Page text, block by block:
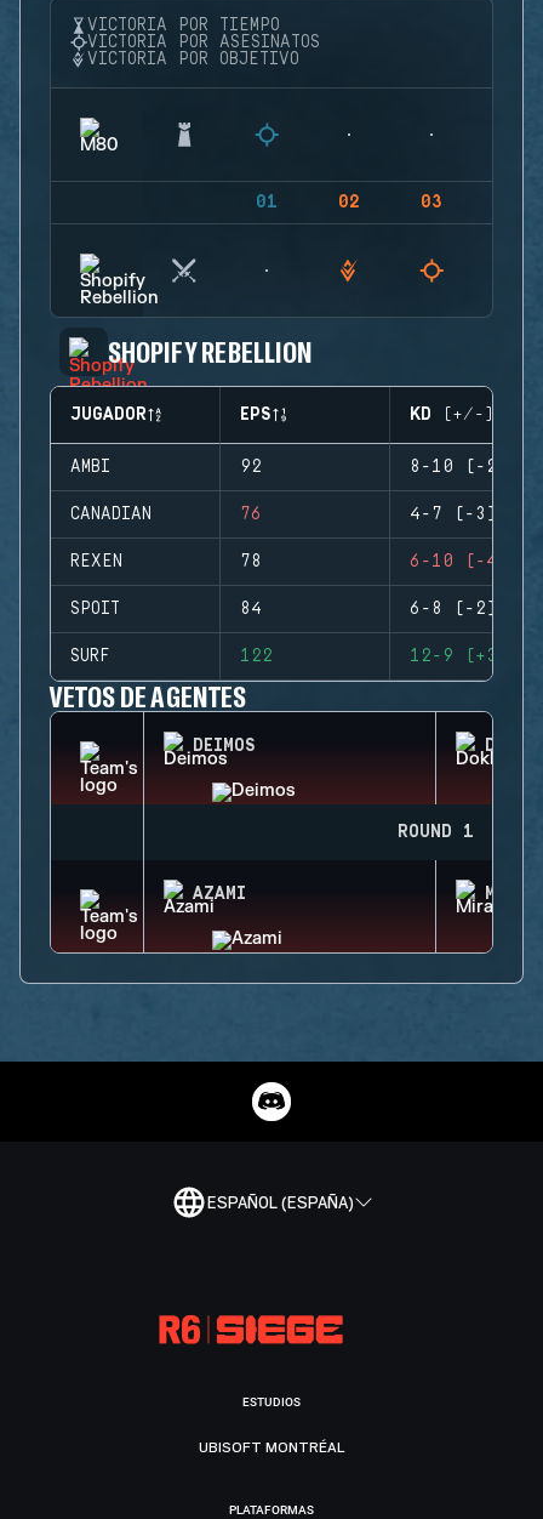
VICTORIA POR TIEMPO
VICTORIA POR ASESINATOS
VICTORIA POR OBJETIVO
01 02 03
SHOPIFY REBELLION
JUGADOR EPS KD (+/-)
AMBI 92 8-10 (-2)
CANADIAN 76 4-7 (-3)
REXEN 78 6-10 (-4)
SPOIT 84 6-8 (-2)
SURF 122 12-9 (+3)
VETOS DE AGENTES
DEIMOS
ROUND 1
AZAMI MIRA
ESPAÑOL (ESPAÑA)
ESTUDIOS
UBISOFT MONTRÉAL
PLATAFORMAS